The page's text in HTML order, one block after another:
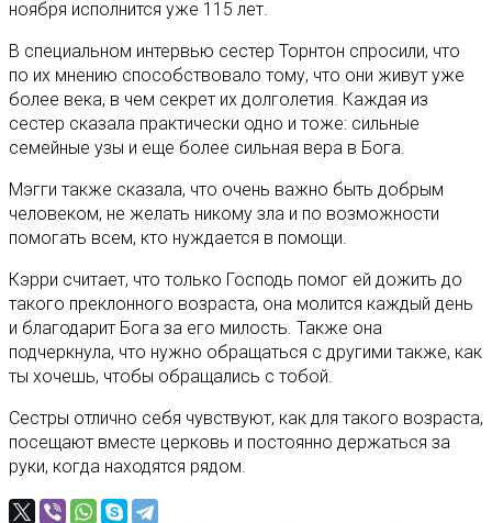
ноября исполнится уже 115 лет.
В специальном интервью сестер Торнтон спросили, что
по их мнению способствовало тому, что они живут уже
более века, в чем секрет их долголетия. Каждая из
сестер сказала практически одно и тоже: сильные
семейные узы и еще более сильная вера в Бога.
Мэгги также сказала, что очень важно быть добрым
человеком, не желать никому зла и по возможности
помогать всем, кто нуждается в помощи.
Кэрри считает, что только Господь помог ей дожить до
такого преклонного возраста, она молится каждый день
и благодарит Бога за его милость. Также она
подчеркнула, что нужно обращаться с другими также, как
ты хочешь, чтобы обращались с тобой.
Сестры отлично себя чувствуют, как для такого возраста,
посещают вместе церковь и постоянно держаться за
руки, когда находятся рядом.